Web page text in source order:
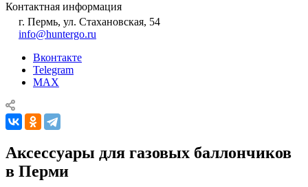
Контактная информация
г. Пермь, ул. Стахановская, 54
info@huntergo.ru
Вконтакте
Telegram
MAX
Аксессуары для газовых баллончиков
в Перми